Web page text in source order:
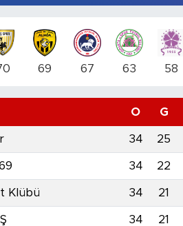
69 67 63 58
O G
34 25
34 22
Klübü 34 21
34 21